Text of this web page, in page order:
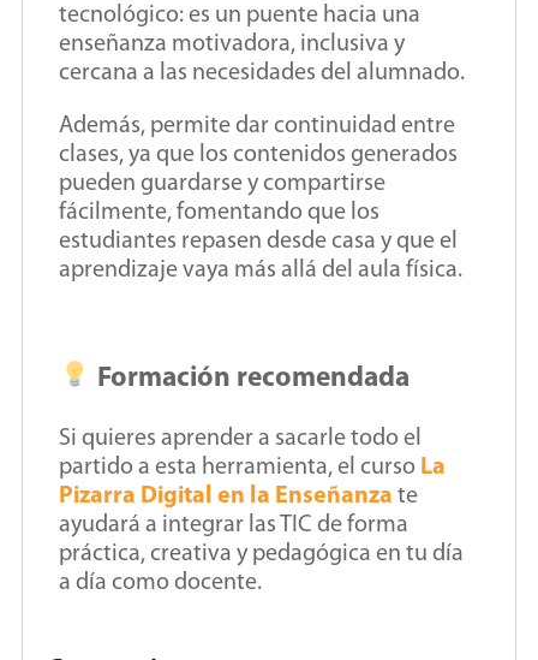
tecnológico: es un puente hacia una
enseñanza motivadora, inclusiva y
cercana a las necesidades del alumnado.
Además, permite dar continuidad entre
clases, ya que los contenidos generados
pueden guardarse y compartirse
fácilmente, fomentando que los
estudiantes repasen desde casa y que el
aprendizaje vaya más allá del aula física.
Formación recomendada
Si quieres aprender a sacarle todo el
partido a esta herramienta, el curso La
Pizarra Digital en la Enseñanza te
ayudará a integrar las TIC de forma
práctica, creativa y pedagógica en tu día
a día como docente.